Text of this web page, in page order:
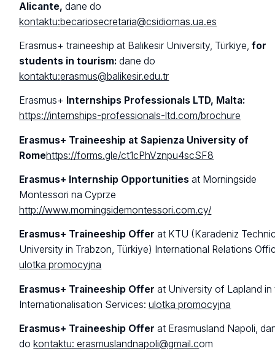
Alicante, dane do
kontaktu:becariosecretaria@csidiomas.ua.es
Erasmus+ traineeship at Balıkesir University, Türkiye,for
students in tourism:dane do
kontaktu:erasmus@balikesir.edu.tr
Erasmus+ Internships Professionals LTD, Malta:
https://internships-professionals-ltd.com/brochure
Erasmus+ Traineeship at Sapienza University of
Romehttps://forms.gle/ct1cPhVznpu4scSF8
Erasmus+ Internship Opportunities at Morningside
Montessori na Cyprze
http://www.morningsidemontessori.com.cy/
Erasmus+ Traineeship Offer at KTU (Karadeniz
University in Trabzon, Türkiye) International Relations
ulotka promocyjna
Erasmus+ Traineeship Offer at University of Lapland in
Internationalisation Services:ulotka promocyjna
Erasmus+ Traineeship Offer at Erasmusland Napoli,
dokontaktu:erasmuslandnapoli@gmail.com